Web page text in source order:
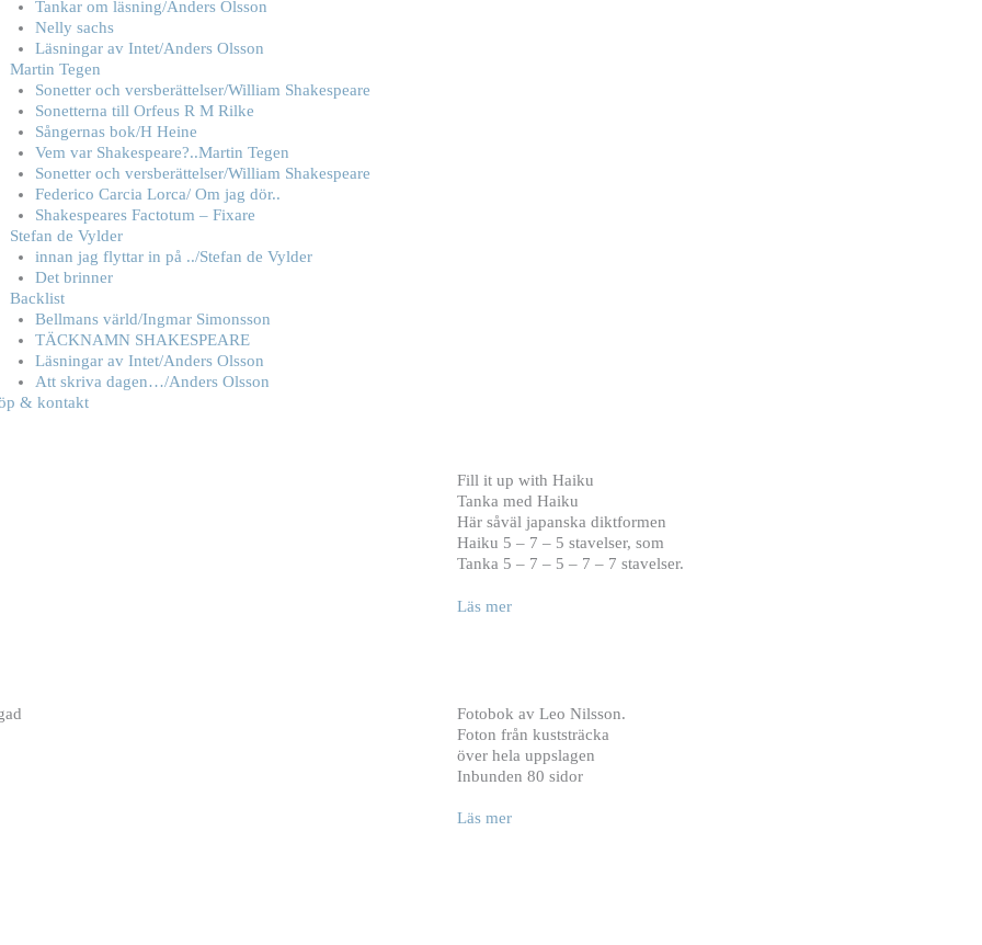
Tankar om läsning/Anders Olsson
Nelly sachs
Läsningar av Intet/Anders Olsson
Martin Tegen
Sonetter och versberättelser/William Shakespeare
Sonetterna till Orfeus R M Rilke
Sångernas bok/H Heine
Vem var Shakespeare?..Martin Tegen
Sonetter och versberättelser/William Shakespeare
Federico Carcia Lorca/ Om jag dör..
Shakespeares Factotum – Fixare
Stefan de Vylder
innan jag flyttar in på ../Stefan de Vylder
Det brinner
Backlist
Bellmans värld/Ingmar Simonsson
TÄCKNAMN SHAKESPEARE
Läsningar av Intet/Anders Olsson
Att skriva dagen…/Anders Olsson
& kontakt
Fill it up with Haiku
Tanka med Haiku
Här såväl japanska diktformen
Haiku 5 – 7 – 5 stavelser, som
Tanka 5 – 7 – 5 – 7 – 7 stavelser.
Läs mer
Fotobok av Leo Nilsson.
Foton från kuststräcka
över hela uppslagen
Inbunden 80 sidor
Läs mer